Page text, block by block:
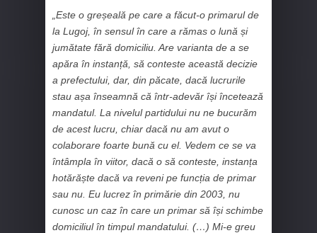
„Este o greșeală pe care a făcut-o primarul de
la Lugoj, în sensul în care a rămas o lună și
jumătate fără domiciliu. Are varianta de a se
apăra în instanță, să conteste această decizie
a prefectului, dar, din păcate, dacă lucrurile
stau așa înseamnă că într-adevăr își încetează
mandatul. La nivelul partidului nu ne bucurăm
de acest lucru, chiar dacă nu am avut o
colaborare foarte bună cu el. Vedem ce se va
întâmpla în viitor, dacă o să conteste, instanța
hotărăște dacă va reveni pe funcția de primar
sau nu. Eu lucrez în primărie din 2003, nu
cunosc un caz în care un primar să își schimbe
domiciliul în timpul mandatului. (…) Mi-e greu